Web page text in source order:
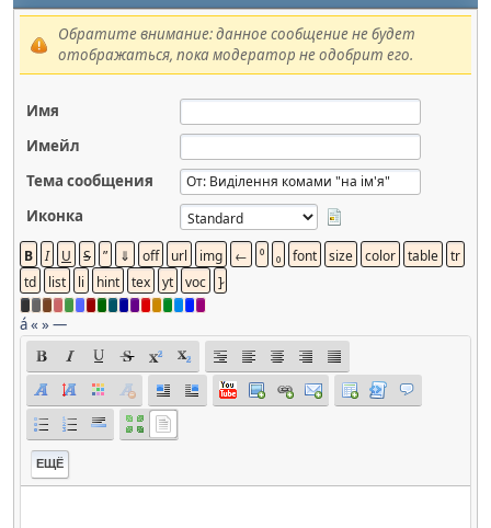
Обратите внимание: данное сообщение не будет
отображаться, пока модератор не одобрит его.
Имя
Имейл
Тема сообщения
Иконка
á« »—
ЕЩЁ